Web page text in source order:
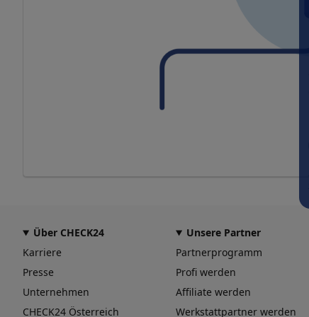
Über CHECK24
Karriere
Presse
Unternehmen
CHECK24 Österreich
Unsere Partner
Partnerprogramm
Profi werden
Affiliate werden
Werkstattpartner werden